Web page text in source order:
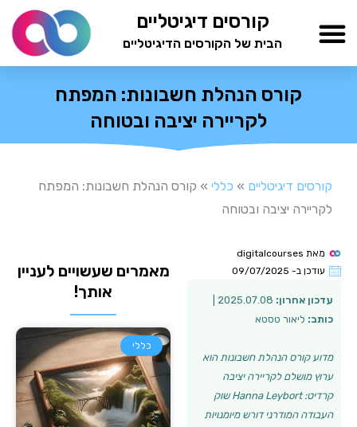
לתוכן
קורסים דיגיטליים
הבית של הקורסים הדיגיטליים
קורס הנהלת חשבונות: המפתח
לקריירה יציבה ובטוחה
קורסים דיגיטליים » כללי » קורס הנהלת חשבונות: המפתח
לקריירה יציבה ובטוחה
מאת
עודכן ב- 09/07/2025
עדכון אחרון:
כותב: ליאור טסטא
מדוע קורס הנהלת חשבונות הוא
ערוץ מושלם לקריירה יציבה
קרדיט: Hanna Leybort שוק
העבודה המודרני דורש מיומנויות
מאמרים שעשויים לעניין
אותך!
כללי